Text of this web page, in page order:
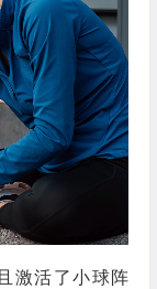
激活了小球阵